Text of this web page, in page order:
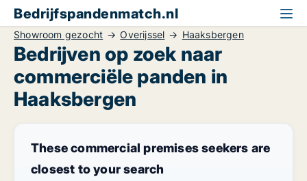
Bedrijfspandenmatch.nl
Showroom gezocht Overijssel Haaksbergen
Bedrijven op zoek naar
commerciële panden in
Haaksbergen
These commercial premises seekers are
closest to your search